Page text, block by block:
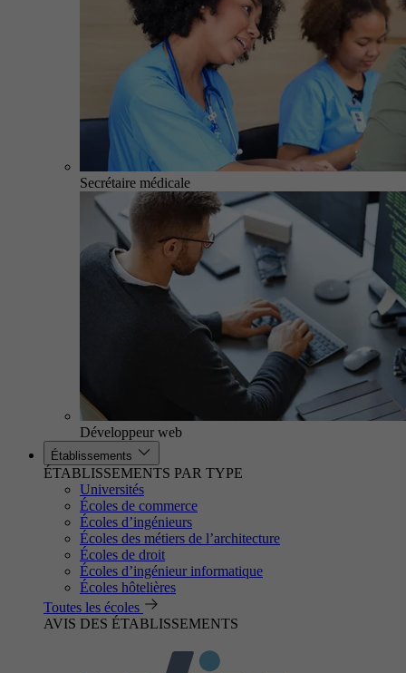
Secrétaire médicale
Développeur web
Établissements
ÉTABLISSEMENTS PAR TYPE
Universités
Écoles de commerce
Écoles d’ingénieurs
Écoles des métiers de l’architecture
Écoles de droit
Écoles d’ingénieur informatique
Écoles hôtelières
Toutes les écoles
AVIS DES ÉTABLISSEMENTS